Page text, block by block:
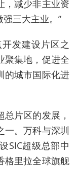
，减少非主业资
三大主业。”
发建设片区之
聚集地，促进全
的城市国际化进
片区的发展，
一。万科与深圳
SIC超级总部中
格里拉全球旗舰